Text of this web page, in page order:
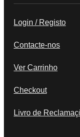
Login / Registo
Contacte-nos
Ver Carrinho
Checkout
Livro de